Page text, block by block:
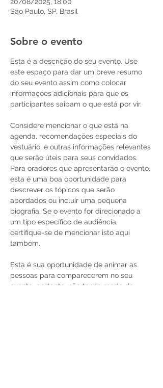
São Paulo, SP, Brasil
Sobre o evento
Esta é a descrição do seu evento. Use
este espaço para dar um breve resumo
do seu evento assim como colocar
informações adicionais para que os
participantes saibam o que está por vir.
Considere mencionar o que está na
agenda, recomendações especiais do
vestuário, e outras informações relevantes
que serão úteis para seus convidados.
Para oradores que apresentarão o evento,
esta é uma boa oportunidade para
descrever os tópicos que serão
abordados ou incluir uma pequena
biografia. Se o evento for direcionado a
um tipo específico de audiência,
certifique-se de mencionar isto aqui
também.
Esta é sua oportunidade de animar as
pessoas para comparecerem no seu
evento, portanto, não tenha medo de